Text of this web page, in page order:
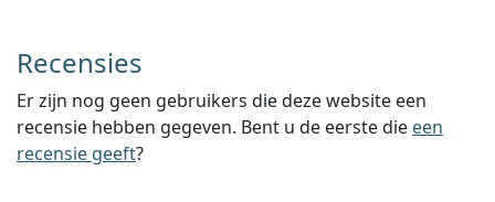
Recensies
Er zijn nog geen gebruikers die deze website een
recensie hebben gegeven. Bent u de eerste die een
recensie geeft?